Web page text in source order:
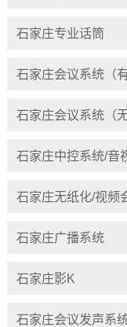
石家庄专业话筒
石家庄会议系统（有
石家庄会议系统（无
石家庄中控系统/音
石家庄无纸化/视频
石家庄广播系统
石家庄影K
石家庄会议发声系